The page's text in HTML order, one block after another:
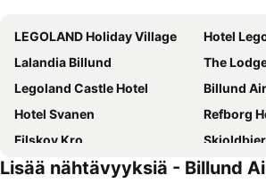
LEGOLAND Holiday Village
Hotel
Lalandia Billund
The
Legoland Castle Hotel
Billund
Hotel Svanen
Refborg
Filskov Kro
Go-sleep Vandel
Lisää nähtävyyksiä - Billund